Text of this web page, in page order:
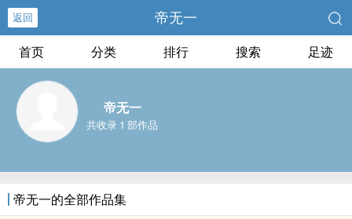
返回 帝无一
首页 分类 排行 搜索 足迹
帝无一
共收录 1 部作品
帝无一的全部作品集